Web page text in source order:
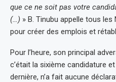
que ce ne soit pas votre
(…) » B. Tinubu appelle tous
pour créer des emplois et
Pour l’heure, son principal
c’était la sixième candidature
dernière, n’a fait aucune